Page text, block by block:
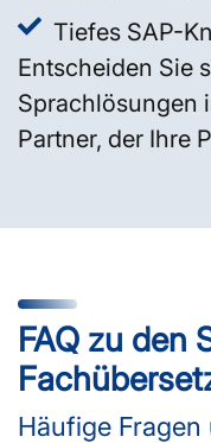
Tiefes SAP-
Entscheiden Sie
Sprachlösungen
Partner, der Ihre
FAQ zu den
Häufige